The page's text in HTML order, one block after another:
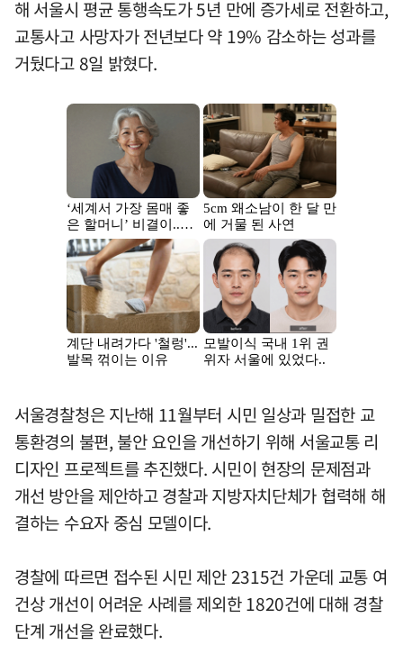
해 서울시 평균 통행속도가 5년 만에 증가세로 전환하고,
교통사고 사망자가 전년보다 약 19% 감소하는 성과를
거뒀다고 8일 밝혔다.
서울경찰청은 지난해 11월부터 시민 일상과 밀접한 교
통환경의 불편, 불안 요인을 개선하기 위해 서울교통 리
디자인 프로젝트를 추진했다. 시민이 현장의 문제점과
개선 방안을 제안하고 경찰과 지방자치단체가 협력해 해
결하는 수요자 중심 모델이다.
경찰에 따르면 접수된 시민 제안 2315건 가운데 교통 여
건상 개선이 어려운 사례를 제외한 1820건에 대해 경찰
단계 개선을 완료했다.